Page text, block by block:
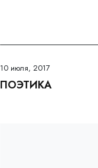
10 июля, 2017
ПОЭТИКА